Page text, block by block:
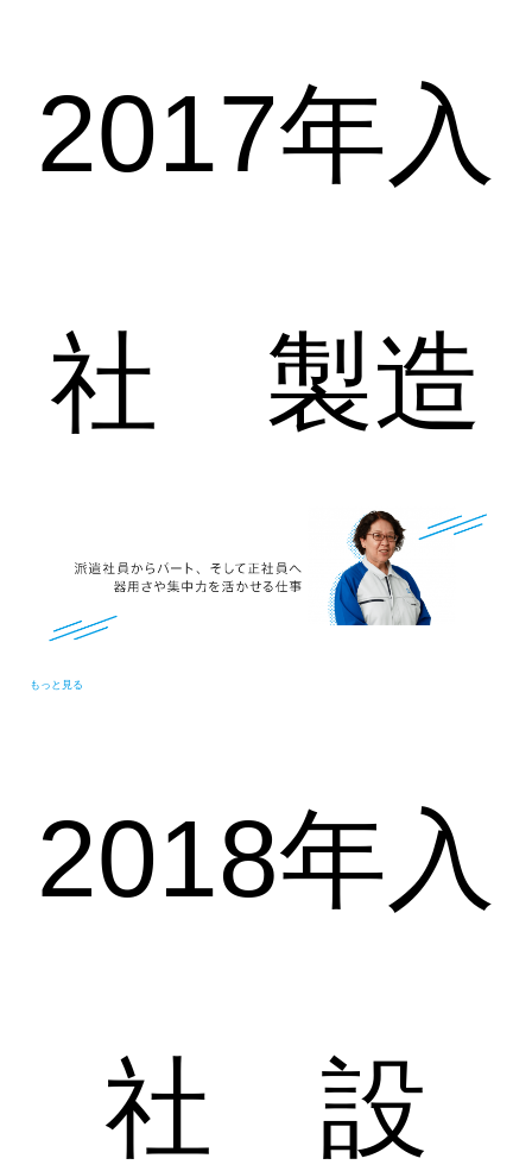
2017年入
社 製造
もっと見る
2018年入
社 設